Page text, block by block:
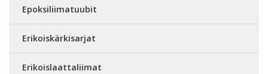
Epoksiliimatuubit
Erikoiskärkisarjat
Erikoislaattaliimat